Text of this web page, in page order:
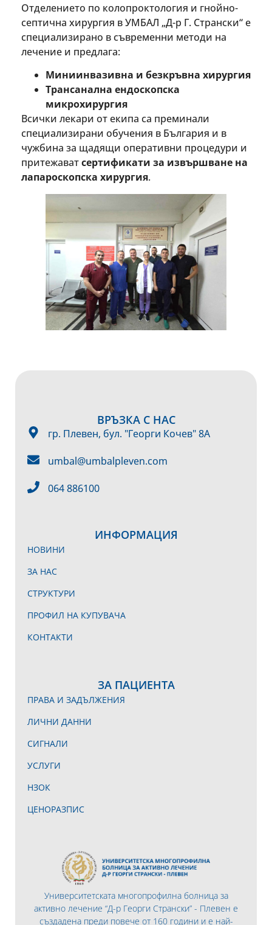
Отделението по колопроктология и гнойно-
септична хирургия в УМБАЛ „Д-р Г. Странски“ е
специализирано в съвременни методи на
лечение и предлага:
Миниинвазивна и безкръвна хирургия
Трансанална ендоскопска
микрохирургия
Всички лекари от екипа са преминали
специализирани обучения в България и в
чужбина за щадящи оперативни процедури и
притежаватсертификати за извършване на
лапароскопска хирургия.
Университетската многопрофилна болница за
активно лечение “Д-р Георги Странски” - Плевен е
създадена преди повече от 160 години и е най-
ИНФОРМАЦИЯ
НОВИНИ
ЗА НАС
СТРУКТУРИ
ПРОФИЛ НА КУПУВАЧА
КОНТАКТИ
ЗА ПАЦИЕНТА
ПРАВА И ЗАДЪЛЖЕНИЯ
ЛИЧНИ ДАННИ
СИГНАЛИ
УСЛУГИ
НЗОК
ЦЕНОРАЗПИС
ВРЪЗКА С НАС
гр. Плевен, бул. "Георги Кочев" 8А
umbal@umbalpleven.com
064 886100